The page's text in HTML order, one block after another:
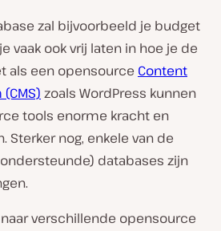
zal bijvoorbeeld je budget
vaak ook vrij laten in hoe je de
als een opensource Content
zoals WordPress kunnen
tools enorme kracht en
Sterker nog, enkele van de
databases zijn
verschillende opensource